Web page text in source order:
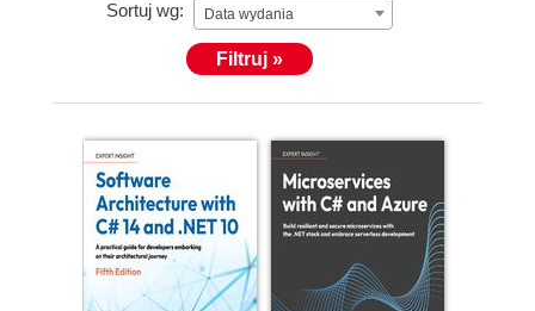
Sortuj wg: Data wydania
Filtruj »